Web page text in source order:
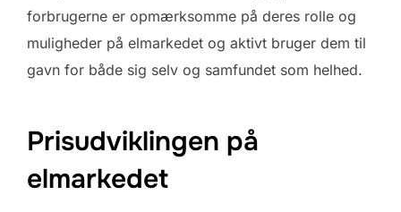
forbrugerne er opmærksomme på deres rolle og
muligheder på elmarkedet og aktivt bruger dem til
gavn for både sig selv og samfundet som helhed.
Prisudviklingen på
elmarkedet